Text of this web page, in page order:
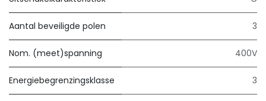
Aantal beveiligde polen 3
Nom. (meet)spanning 400V
Energiebegrenzingsklasse 3